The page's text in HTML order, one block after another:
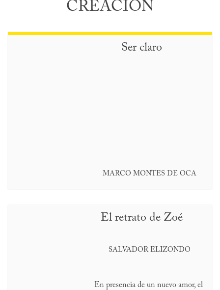
CREACIÓN
Ser claro
MARCO MONTES DE OCA
El retrato de Zoé
SALVADOR ELIZONDO
En presencia de un nuevo amor, el